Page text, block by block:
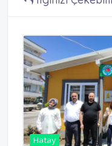
Hatay